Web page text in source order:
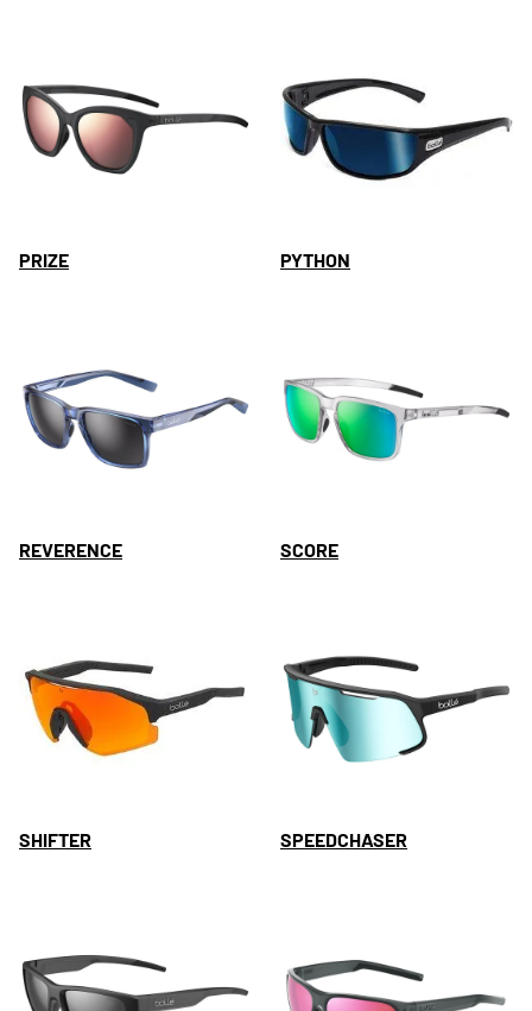
PRIZE PYTHON
REVERENCE SCORE
SHIFTER SPEEDCHASER